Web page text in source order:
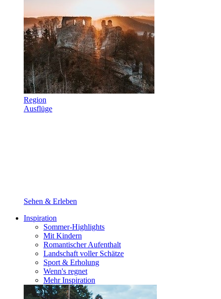
Region
Ausflüge
Sehen & Erleben
Inspiration
Sommer-Highlights
Mit Kindern
Romantischer Aufenthalt
Landschaft voller Schätze
Sport & Erholung
Wenn's regnet
Mehr Inspiration